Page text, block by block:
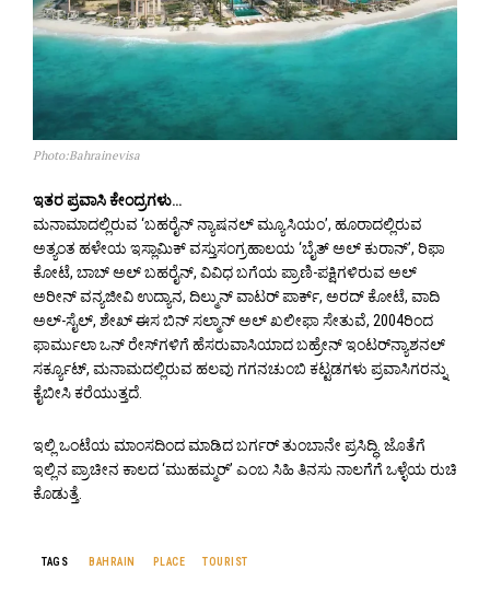
Photo:Bahrainevisa
ಇತರ ಪ್ರವಾಸಿ ಕೇಂದ್ರಗಳು…
ಮನಾಮಾದಲ್ಲಿರುವ ‘ಬಹರೈನ್ ನ್ಯಾಷನಲ್ ಮ್ಯೂಸಿಯಂ’, ಹೂರಾದಲ್ಲಿರುವ
ಅತ್ಯಂತ ಹಳೇಯ ಇಸ್ಲಾಮಿಕ್ ವಸ್ತುಸಂಗ್ರಹಾಲಯ ‘ಬೈತ್ ಅಲ್ ಕುರಾನ್’, ರಿಫಾ
ಕೋಟೆ, ಬಾಬ್ ಅಲ್ ಬಹರೈನ್, ವಿವಿಧ ಬಗೆಯ ಪ್ರಾಣಿ-ಪಕ್ಷಿಗಳಿರುವ ಅಲ್
ಅರೀನ್ ವನ್ಯಜೀವಿ ಉದ್ಯಾನ, ದಿಲ್ಮುನ್ ವಾಟರ್ ಪಾರ್ಕ್, ಅರದ್ ಕೋಟೆ, ವಾದಿ
ಅಲ್-ಸೈಲ್, ಶೇಖ್ ಈಸ ಬಿನ್ ಸಲ್ಮಾನ್ ಅಲ್ ಖಲೀಫಾ ಸೇತುವೆ, 2004ರಿಂದ
ಫಾರ್ಮುಲಾ ಒನ್ ರೇಸ್‌ಗಳಿಗೆ ಹೆಸರುವಾಸಿಯಾದ ಬಹ್ರೇನ್ ಇಂಟರ್‌ನ್ಯಾಶನಲ್
ಸರ್ಕ್ಯೂಟ್, ಮನಾಮದಲ್ಲಿರುವ ಹಲವು ಗಗನಚುಂಬಿ ಕಟ್ಟಡಗಳು ಪ್ರವಾಸಿಗರನ್ನು
ಕೈಬೀಸಿ ಕರೆಯುತ್ತದೆ.
ಇಲ್ಲಿ ಒಂಟೆಯ ಮಾಂಸದಿಂದ ಮಾಡಿದ ಬರ್ಗರ್ ತುಂಬಾನೇ ಪ್ರಸಿದ್ಧಿ. ಜೊತೆಗೆ
ಇಲ್ಲಿನ ಪ್ರಾಚೀನ ಕಾಲದ ‘ಮುಹಮ್ಮರ್’ ಎಂಬ ಸಿಹಿ ತಿನಸು ನಾಲಗೆಗೆ ಒಳ್ಳೆಯ ರುಚಿ
ಕೊಡುತ್ತೆ.
TAGS BAHRAIN PLACE TOURIST